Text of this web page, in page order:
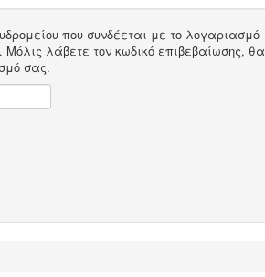
που συνδέεται με το λογαριασμό
λάβετε τον κωδικό επιβεβαίωσης, θα
σας.